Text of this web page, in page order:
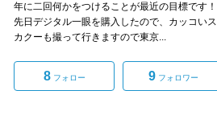
年に二回何かをつけることが最近の目標です！
先日デジタル一眼を購入したので、カッコいス
カクーも撮って行きますので東京...
8フォロー 9フォロワー